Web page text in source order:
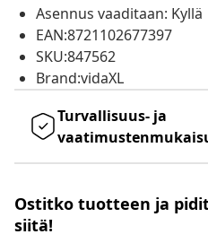
Asennus vaaditaan: Kyllä
EAN:8721102677397
SKU:847562
Brand:vidaXL
Turvallisuus- ja
Ostitko tuotteen ja
siitä!